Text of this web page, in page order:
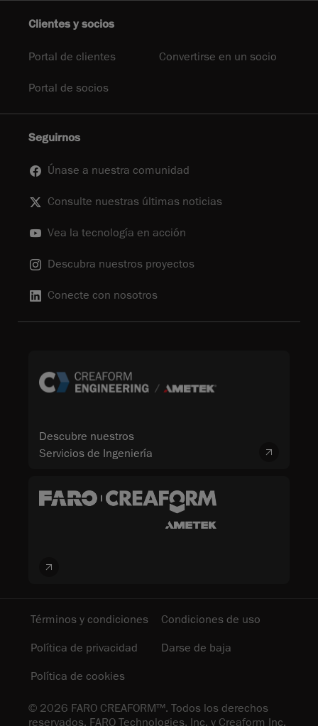
Clientes y socios
Portal de clientes Convertirse en un socio
Portal de socios
Seguirnos
Únase a nuestra comunidad
Consulte nuestras últimas noticias
Vea la tecnología en acción
Descubra nuestros proyectos
Conecte con nosotros
Descubre nuestros
Servicios de Ingeniería
© 2026 FARO CREAFORM™. Todos los derechos
reservados. FARO Technologies, Inc. y Creaform Inc.
Términos y condiciones
Condiciones de uso
Política de privacidad
Darse de baja
Política de cookies